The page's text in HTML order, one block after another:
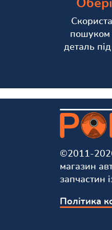
пошуком
деталь
©2011-
магазин
запчастин
Політика